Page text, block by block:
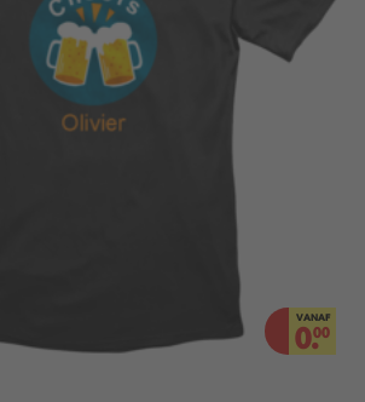
VANAF
0.00